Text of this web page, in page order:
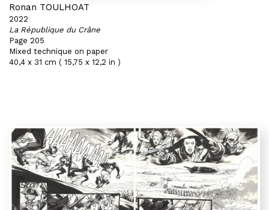
Ronan TOULHOAT
2022
La République du Crâne
Page 205
Mixed technique on paper
40,4 x 31 cm ( 15,75 x 12,2 in )